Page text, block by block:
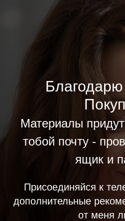
Благодарю
Материалы
тобой почту -
ящик и
Присоединяйся к
дополнительные
от меня